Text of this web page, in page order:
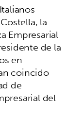
la
Empresarial
de la
en
coincido
de
del